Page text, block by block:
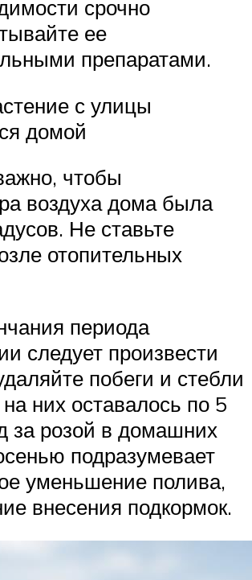
срочно
ее
препаратами.
с улицы
домой
чтобы
воздуха дома была
Не ставьте
отопительных
периода
следует произвести
побеги и стебли
них оставалось по 5
за розой в домашних
подразумевает
уменьшение полива,
внесения подкормок.